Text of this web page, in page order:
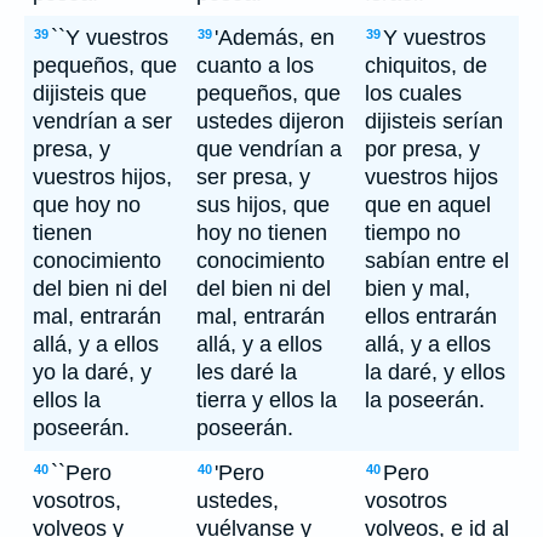
39 ``Y vuestros
pequeños, que
dijisteis que
vendrían a ser
presa, y
vuestros hijos,
que hoy no
tienen
conocimiento
del bien ni del
mal, entrarán
allá, y a ellos
yo la daré, y
ellos la
poseerán.
39 'Además, en
cuanto a los
pequeños, que
ustedes dijeron
que vendrían a
ser presa, y
sus hijos, que
hoy no tienen
conocimiento
del bien ni del
mal, entrarán
allá, y a ellos
les daré la
tierra y ellos la
poseerán.
39Y vuestros
chiquitos, de
los cuales
dijisteis serían
por presa, y
vuestros hijos
que en aquel
tiempo no
sabían entre el
bien y mal,
ellos entrarán
allá, y a ellos
la daré, y ellos
la poseerán.
40 ``Pero
vosotros,
volveos y
40 'Pero
ustedes,
vuélvanse y
40 Pero
vosotros
volveos, e id al